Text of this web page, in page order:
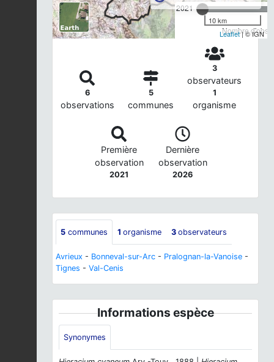
2021
Nombre
10 km
Leaflet| © IGN
6
observations
5
communes
3
observateurs
1
organisme
Première
observation
2021
Dernière
observation
2026
5 communes 1 organisme 3 observateurs
Avrieux - Bonneval-sur-Arc - Pralognan-la-Vanoise -
Tignes - Val-Cenis
Informations espèce
Synonymes